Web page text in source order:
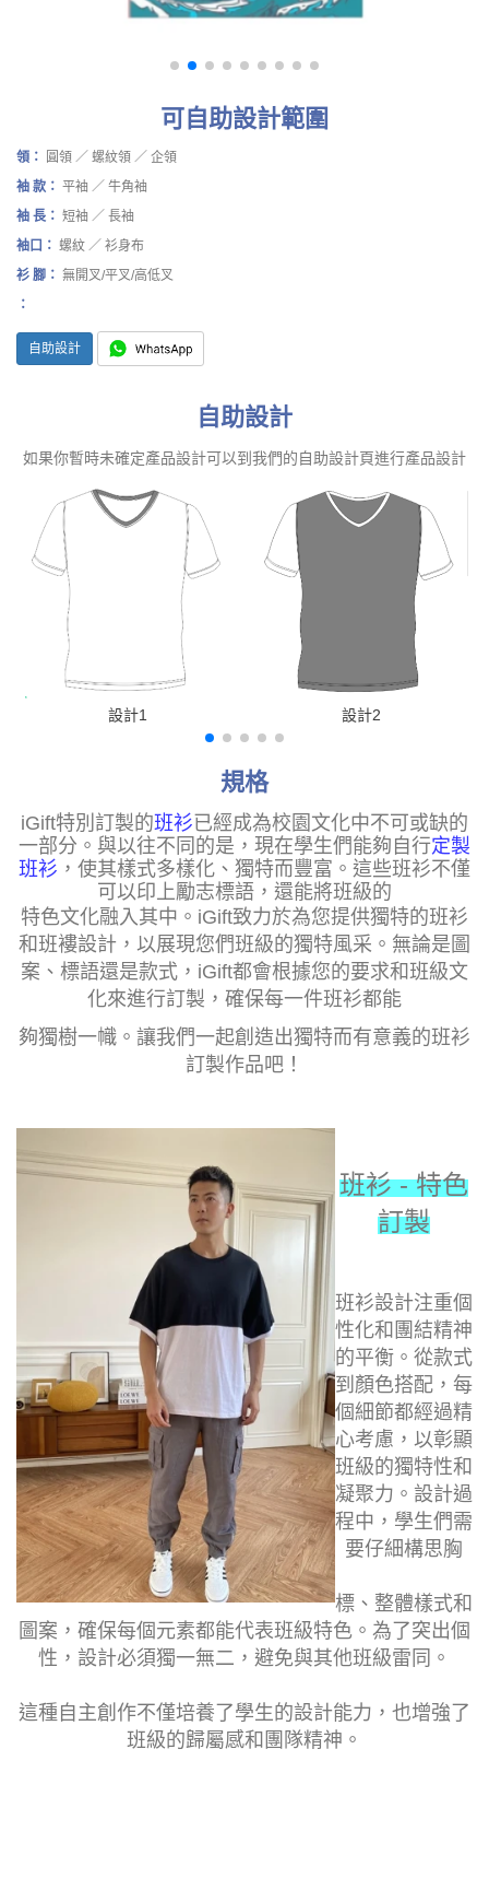
可自助設計範圍
領：
圓領 ／ 螺紋領 ／ 企領
袖 款： 平袖 ／ 牛角袖
袖 長： 短袖 ／ 長袖
袖口： 螺紋 ／ 衫身布
衫 腳： 無開叉/平叉/高低叉
：
自助設計
自助設計
如果你暫時未確定產品設計可以到我們的自助設計頁進行產品設計
設計1 設計2
規格
iGift特別訂製的班衫已經成為校園文化中不可或缺的
一部分。與以往不同的是，現在學生們能夠自行定製
班衫 ，使其樣式多樣化、獨特而豐富。這些班衫不僅
可以印上勵志標語，還能將班級的
特色文化融入其中。iGift致力於為您提供獨特的班衫
和班褸設計，以展現您們班級的獨特風采。無論是圖
案、標語還是款式， iGift都會根據您的要求和班級文
化來進行訂製，確保每一件班衫都能
夠獨樹一幟。讓我們一起創造出獨特而有意義的班衫
訂製作品吧！
班衫 - 特色
訂製
班衫設計注重個
性化和團結精神
的平衡。從款式
到顏色搭配，每
個細節都經過精
心考慮，以彰顯
班級的獨特性和
凝聚力。設計過
程中，學生們需
要仔細構思胸
標、整體樣式和
圖案，確保每個元素都能代表班級特色。為了突出個
性，設計必須獨一無二，避免與其他班級雷同。
這種自主創作不僅培養了學生的設計能力，也增強了
班級的歸屬感和團隊精神。